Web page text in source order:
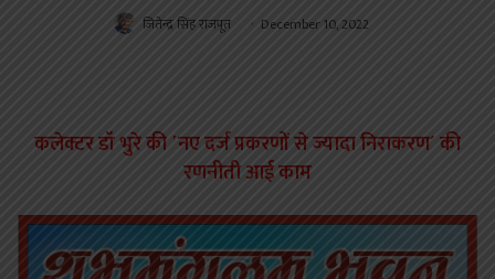
जितेन्द्र सिंह राजपूत December 10, 2022
कलेक्टर डॉ भुरे की ´नए दर्ज प्रकरणों से ज्यादा निराकरण´ की
रणनीती आई काम